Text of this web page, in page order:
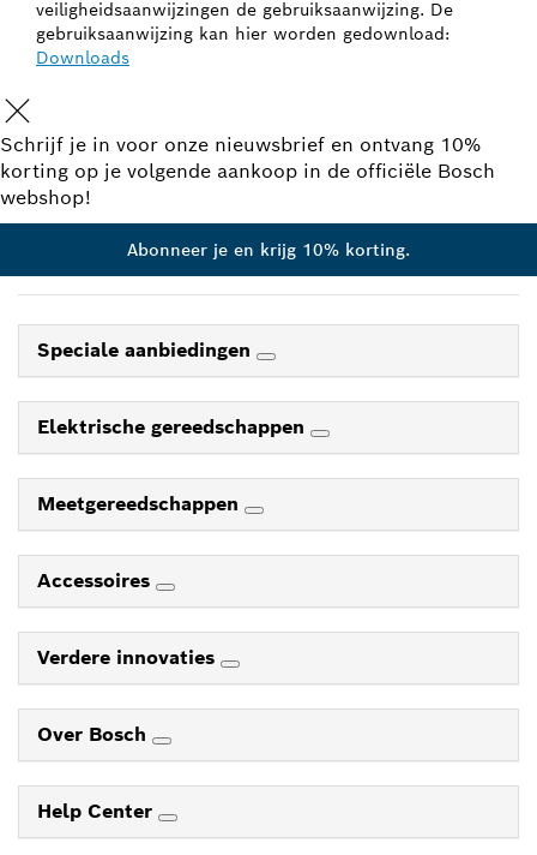
veiligheidsaanwijzingen de gebruiksaanwijzing. De
gebruiksaanwijzing kan hier worden gedownload:
Downloads
Schrijf je in voor onze nieuwsbrief en ontvang 10%
korting op je volgende aankoop in de officiële Bosch
webshop!
Abonneer je en krijg 10% korting.
Speciale aanbiedingen
Elektrische gereedschappen
Meetgereedschappen
Accessoires
Verdere innovaties
Over Bosch
Help Center